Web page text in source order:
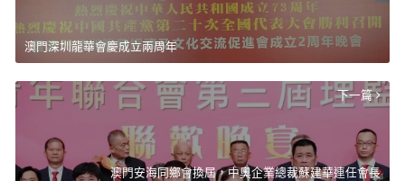
澳門深圳龍華會慶成立兩周年
下一篇
澳門安海同鄉會換屆，中奧企業總裁蘇建華連任會長